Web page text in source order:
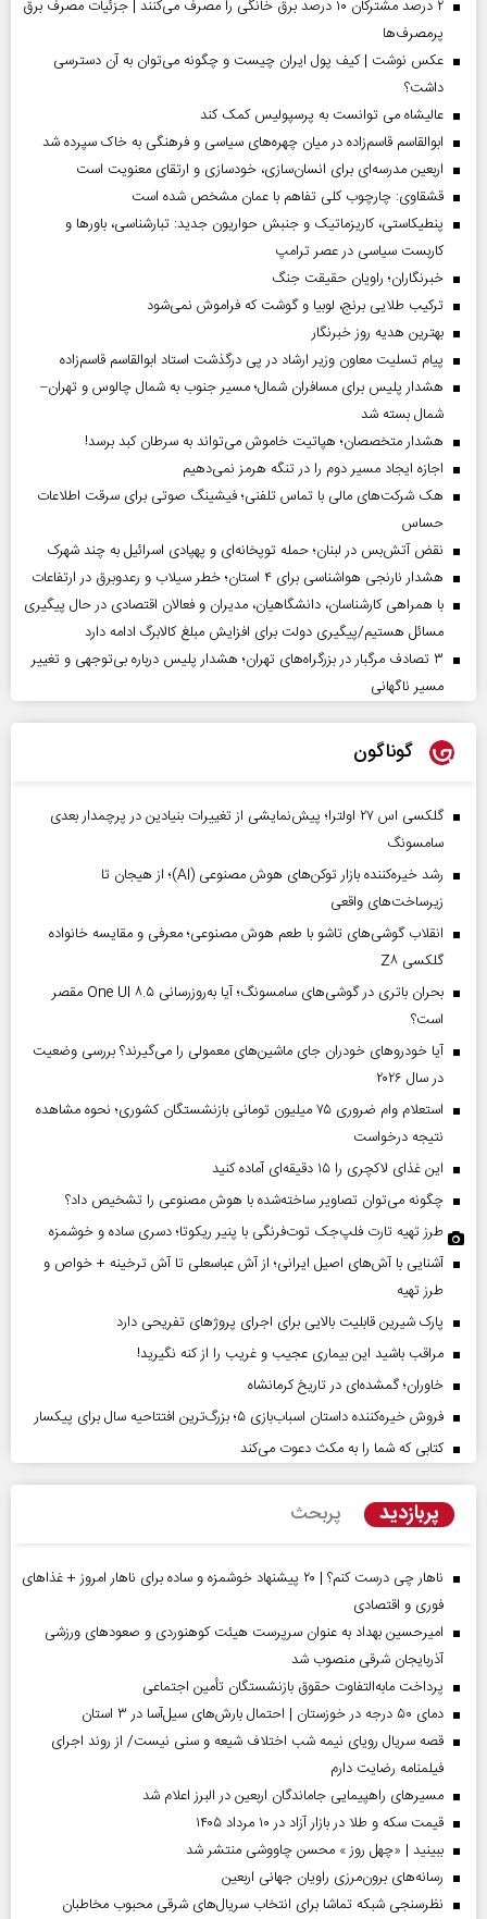
۲ درصد مشترکان ۱۰ درصد برق خانگی را مصرف می‌کنند | جزئیات مصرف برق
پرمصرف‌ها
عکس نوشت | کیف پول ایران چیست و چگونه می‌توان به آن دسترسی
داشت؟
عالیشاه می توانست به پرسپولیس کمک کند
ابوالقاسم قاسم‌زاده در میان چهره‌های سیاسی و فرهنگی به خاک سپرده شد
اربعین مدرسه‌ای برای انسان‌سازی، خودسازی و ارتقای معنویت است
قشقاوی: چارچوب کلی تفاهم با عمان مشخص شده است
پنطیکاستی، کاریزماتیک و جنبش حواریون جدید: تبارشناسی، باور‌ها و
کاربست سیاسی در عصر ترامپ
خبرنگاران؛ راویان حقیقت جنگ
ترکیب طلایی برنج، لوبیا و گوشت که فراموش نمی‌شود
بهترین هدیه روز خبرنگار
پیام تسلیت معاون وزیر ارشاد در پی درگذشت استاد ابوالقاسم قاسم‌زاده
هشدار پلیس برای مسافران شمال؛ مسیر جنوب به شمال چالوس و تهران–
شمال بسته شد
هشدار متخصصان؛ هپاتیت خاموش می‌تواند به سرطان کبد برسد!
اجازه ایجاد مسیر دوم را در تنگه هرمز نمی‌دهیم
هک شرکت‌های مالی با تماس تلفنی؛ فیشینگ صوتی برای سرقت اطلاعات
حساس
نقض آتش‌بس در لبنان؛ حمله توپخانه‌ای و پهپادی اسرائیل به چند شهرک
هشدار نارنجی هواشناسی برای ۴ استان؛ خطر سیلاب و رعدوبرق در ارتفاعات
با همراهی کارشناسان، دانشگاهیان، مدیران و فعالان اقتصادی در حال پیگیری
مسائل هستیم/پیگیری دولت برای افزایش مبلغ کالابرگ ادامه دارد
۳ تصادف مرگبار در بزرگراه‌های تهران؛ هشدار پلیس درباره بی‌توجهی و تغییر
مسیر ناگهانی
گوناگون
گلکسی اس ۲۷ اولترا؛ پیش‌نمایشی از تغییرات بنیادین در پرچمدار بعدی
سامسونگ
رشد خیره‌کننده بازار توکن‌های هوش مصنوعی (AI)؛ از هیجان تا
زیرساخت‌های واقعی
انقلاب گوشی‌های تاشو‌ با طعم هوش مصنوعی؛ معرفی و مقایسه خانواده
گلکسی Z۸
بحران باتری در گوشی‌های سامسونگ؛ آیا به‌روزرسانی One UI ۸.۵ مقصر
است؟
آیا خودروهای خودران جای ماشین‌های معمولی را می‌گیرند؟ بررسی وضعیت
در سال ۲۰۲۶
استعلام وام ضروری ۷۵ میلیون تومانی بازنشستگان کشوری؛ نحوه مشاهده
نتیجه درخواست
این غذای لاکچری را ۱۵ دقیقه‌ای آماده کنید
چگونه می‌توان تصاویر ساخته‌شده با هوش مصنوعی را تشخیص داد؟
طرز تهیه تارت فلپ‌جک توت‌فرنگی با پنیر ریکوتا؛ دسری ساده و خوشمزه
آشنایی با آش‌های اصیل ایرانی؛ از آش عباسعلی تا آش ترخینه + خواص و
طرز تهیه
پارک شیرین قابلیت‌ بالایی برای اجرای پروژهای تفریحی دارد
مراقب باشید این بیماری عجیب و غریب را از کنه نگیرید!
خاوران؛ گمشده‌ای در تاریخ کرمانشاه
فروش خیره‌کننده داستان اسباب‌بازی ۵؛ بزرگ‌ترین افتتاحیه سال برای پیکسار
کتابی که شما را به مکث دعوت می‌کند
پربازدید پربحث
ناهار چی درست کنم؟ | ۲۰ پیشنهاد خوشمزه و ساده برای ناهار امروز + غذاهای
فوری و اقتصادی
امیرحسین بهداد به عنوان سرپرست هیئت کوهنوردی و صعودهای ورزشی
آذربایجان شرقی منصوب شد
پرداخت مابه‌التفاوت حقوق بازنشستگان تأمین اجتماعی
دمای ۵۰ درجه در خوزستان | احتمال بارش‌های سیل‌آسا در ۳ استان
قصه سریال رویای نیمه شب اختلاف شیعه و سنی نیست/ از روند اجرای
فیلمنامه رضایت دارم
مسیر‌های راهپیمایی جاماندگان اربعین در البرز اعلام شد
قیمت سکه و طلا در بازار آزاد در ۱۰ مرداد ۱۴۰۵
ببینید | «چهل روز » محسن چاووشی منتشر شد
رسانه‌های برون‌مرزی راویان جهانی اربعین
نظرسنجی شبکه تماشا برای انتخاب سریال‌های شرقی محبوب مخاطبان